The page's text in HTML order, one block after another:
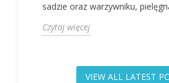
sadzie oraz warzywniku,
Czytaj więcej
VIEW ALL LATEST